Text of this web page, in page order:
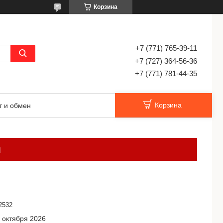
Корзина
+7 (771) 765-39-11
+7 (727) 364-56-36
+7 (771) 781-44-35
и обмен Корзина
2026